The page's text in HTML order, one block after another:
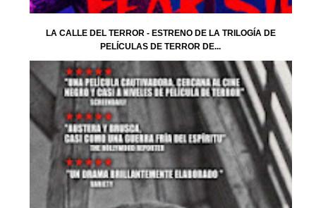
LA CALLE DEL TERROR - ESTRENO DE LA TRILOGÍA DE
PELÍCULAS DE TERROR DE...